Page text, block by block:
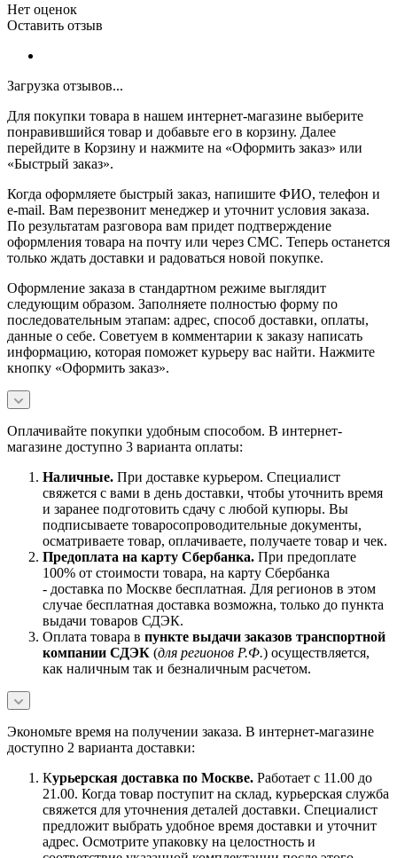
Нет оценок
Оставить отзыв
Загрузка отзывов...
Для покупки товара в нашем интернет-магазине выберите
понравившийся товар и добавьте его в корзину. Далее
перейдите в Корзину и нажмите на «Оформить заказ» или
«Быстрый заказ».
Когда оформляете быстрый заказ, напишите ФИО, телефон и
e-mail. Вам перезвонит менеджер и уточнит условия заказа.
По результатам разговора вам придет подтверждение
оформления товара на почту или через СМС. Теперь останется
только ждать доставки и радоваться новой покупке.
Оформление заказа в стандартном режиме выглядит
следующим образом. Заполняете полностью форму по
последовательным этапам: адрес, способ доставки, оплаты,
данные о себе. Советуем в комментарии к заказу написать
информацию, которая поможет курьеру вас найти. Нажмите
кнопку «Оформить заказ».
Оплачивайте покупки удобным способом. В интернет-
магазине доступно 3 варианта оплаты:
Наличные. При доставке курьером. Специалист
свяжется с вами в день доставки, чтобы уточнить время
и заранее подготовить сдачу с любой купюры. Вы
подписываете товаросопроводительные документы,
осматриваете товар, оплачиваете, получаете товар и чек.
Предоплата на карту Сбербанка. При предоплате
100% от стоимости товара, на карту Сбербанка
- доставка по Москве бесплатная. Для регионов в этом
случае бесплатная доставка возможна, только до пункта
выдачи товаров СДЭК.
Оплата товара в пункте выдачи заказов транспортной
компании СДЭК (для регионов Р.Ф.) осуществляется,
как наличным так и безналичным расчетом.
Экономьте время на получении заказа. В интернет-магазине
доступно 2 варианта доставки:
Курьерская доставка по Москве. Работает с 11.00 до
21.00. Когда товар поступит на склад, курьерская служба
свяжется для уточнения деталей доставки. Специалист
предложит выбрать удобное время доставки и уточнит
адрес. Осмотрите упаковку на целостность и